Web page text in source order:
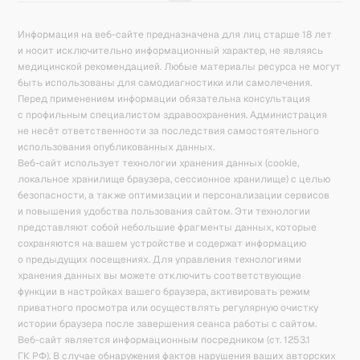
Информация на веб-сайте предназначена для лиц старше 18 лет
и носит исключительно информационный характер, не являясь
медицинской рекомендацией. Любые материалы ресурса не могут
быть использованы для самодиагностики или самолечения.
Перед применением информации обязательна консультация
с профильным специалистом здравоохранения. Администрация
не несёт ответственности за последствия самостоятельного
использования опубликованных данных.
Веб-сайт использует технологии хранения данных (cookie,
локальное хранилище браузера, сессионное хранилище) с целью
безопасности, а также оптимизации и персонализации сервисов
и повышения удобства пользования сайтом. Эти технологии
представляют собой небольшие фрагменты данных, которые
сохраняются на вашем устройстве и содержат информацию
о предыдущих посещениях. Для управления технологиями
хранения данных вы можете отключить соответствующие
функции в настройках вашего браузера, активировать режим
приватного просмотра или осуществлять регулярную очистку
истории браузера после завершения сеанса работы с сайтом.
Веб-сайт является информационным посредником (ст. 1253.1
ГК РФ). В случае обнаружения фактов нарушения ваших авторских